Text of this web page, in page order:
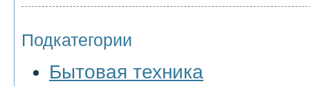
Подкатегории
Бытовая техника